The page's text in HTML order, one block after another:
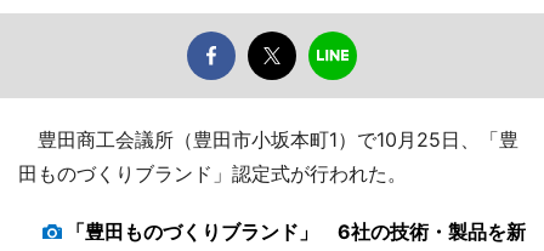
豊田商工会議所（豊田市小坂本町1）で10月25日、「豊
田ものづくりブランド」認定式が行われた。
「豊田ものづくりブランド」 6社の技術・製品を新